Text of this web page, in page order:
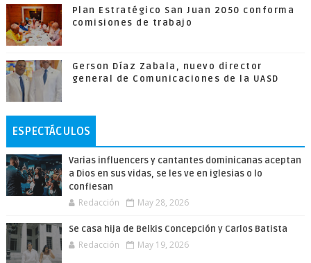
Plan Estratégico San Juan 2050 conforma
comisiones de trabajo
Gerson Díaz Zabala, nuevo director
general de Comunicaciones de la UASD
ESPECTÁCULOS
Varias influencers y cantantes dominicanas aceptan
a Dios en sus vidas, se les ve en iglesias o lo
confiesan
Redacción May 28, 2026
Se casa hija de Belkis Concepción y Carlos Batista
Redacción May 19, 2026